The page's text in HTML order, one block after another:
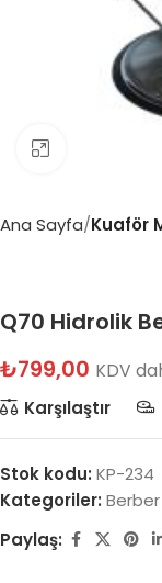
Ana Sayfa Kuaför
Q70 Hidrolik
₺799,00 KDV
Karşılaştır
Stok kodu: KP-234
Kategoriler: Berber
Paylaş: